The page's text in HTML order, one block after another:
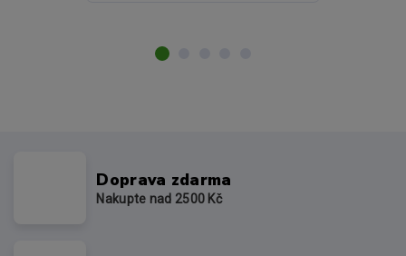
Doprava zdarma
Nakupte nad 2500 Kč